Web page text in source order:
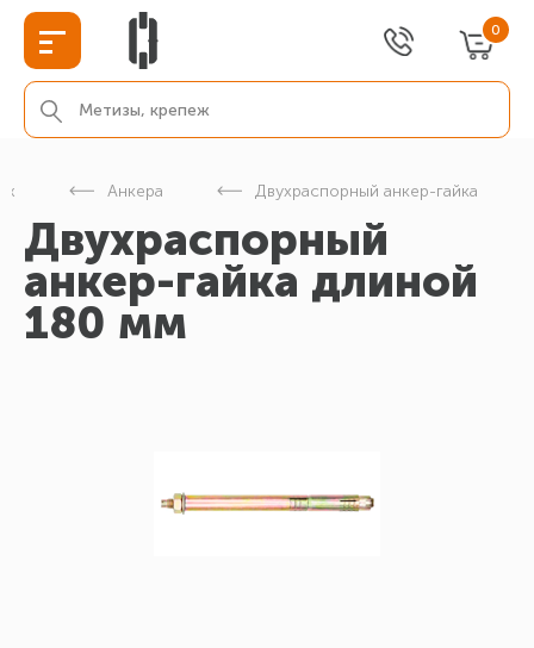
0
Анкера Двухраспорный анкер-гайка
Двухраспорный
анкер-гайка длиной
180 мм